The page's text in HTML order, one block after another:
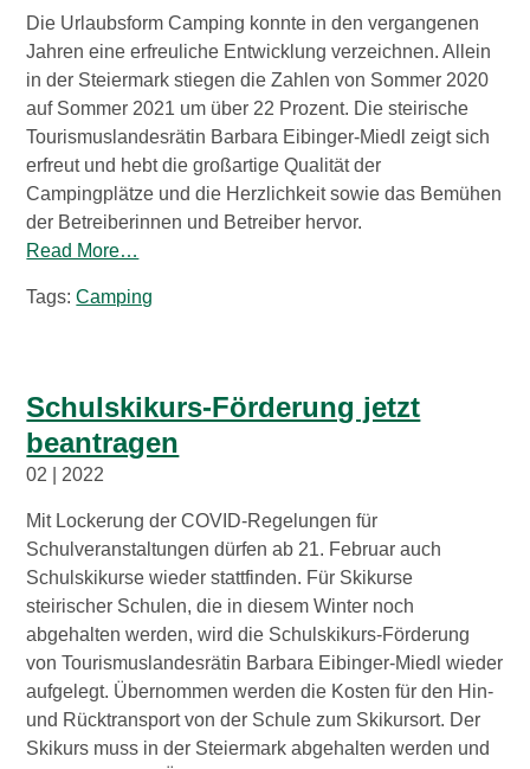
Die Urlaubsform Camping konnte in den vergangenen
Jahren eine erfreuliche Entwicklung verzeichnen. Allein
in der Steiermark stiegen die Zahlen von Sommer 2020
auf Sommer 2021 um über 22 Prozent. Die steirische
Tourismuslandesrätin Barbara Eibinger-Miedl zeigt sich
erfreut und hebt die großartige Qualität der
Campingplätze und die Herzlichkeit sowie das Bemühen
der Betreiberinnen und Betreiber hervor.
Read More…
Tags:Camping
Schulskikurs-Förderung jetzt
beantragen
02 | 2022
Mit Lockerung der COVID-Regelungen für
Schulveranstaltungen dürfen ab 21. Februar auch
Schulskikurse wieder stattfinden. Für Skikurse
steirischer Schulen, die in diesem Winter noch
abgehalten werden, wird die Schulskikurs-Förderung
von Tourismuslandesrätin Barbara Eibinger-Miedl wieder
aufgelegt. Übernommen werden die Kosten für den Hin-
und Rücktransport von der Schule zum Skikursort. Der
Skikurs muss in der Steiermark abgehalten werden und